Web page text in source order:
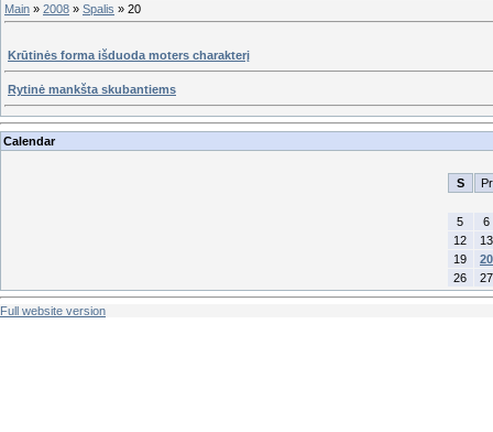
Main » 2008 » Spalis » 20
Krūtinės forma išduoda moters charakterį
Rytinė mankšta skubantiems
Calendar
S Pr
5
6
12
13
19
20
26
27
Full website version